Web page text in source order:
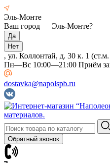
Эль-Монте
Ваш город — Эль-Монте?
, ул. Коллонтай, д. 30 к. 1
Пн—Вс 10:00—21:00 Приём
dostavka@napolspb.ru
Обратный звонок